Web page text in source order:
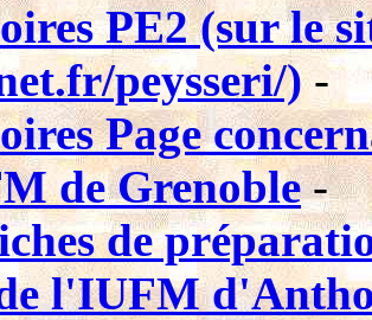
PE2 (sur le
peysseri/)-
Page
de Grenoble-
de
l'IUFM